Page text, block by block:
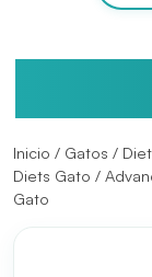
Inicio / Gatos /
Diets Gato /
Gato